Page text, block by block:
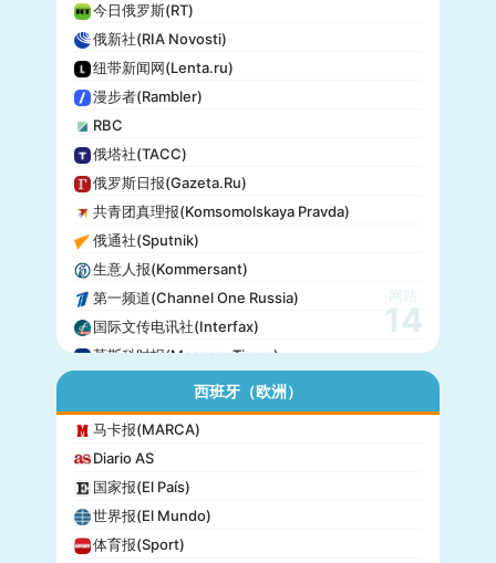
今日俄罗斯(RT)
俄新社(RIA Novosti)
纽带新闻网(Lenta.ru)
漫步者(Rambler)
RBC
俄塔社(TACC)
俄罗斯日报(Gazeta.Ru)
共青团真理报(Komsomolskaya Pravda)
俄通社(Sputnik)
生意人报(Kommersant)
第一频道(Channel One Russia)
国际文传电讯社(Interfax)
莫斯科时报(Moscow Times)
网站
14
西班牙（欧洲）
马卡报(MARCA)
Diario AS
国家报(El País)
世界报(El Mundo)
体育报(Sport)